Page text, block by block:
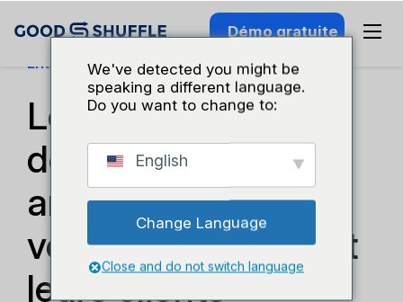
Démo gratuite
Entreprises Et Croissance
Les professionnels
de l'événementiel
améliorent leurs
ventes en éduquant
leurs clients
We've detected you might be
speaking a different language.
Do you want to change to:
English
Change Language
Close and do not switch language